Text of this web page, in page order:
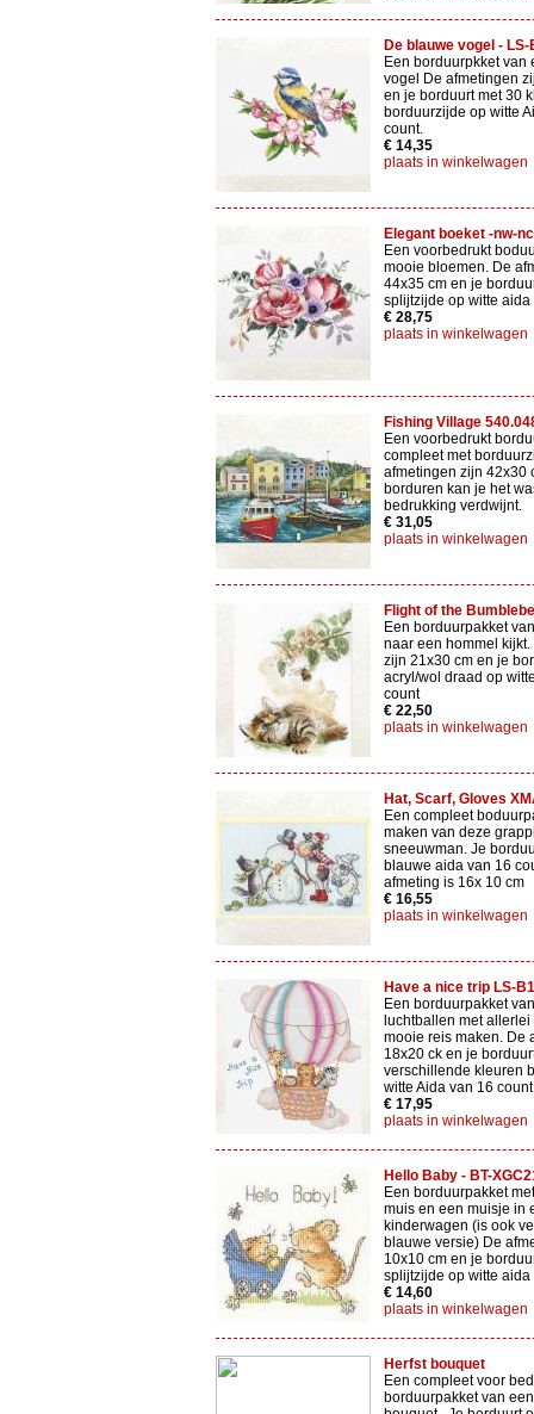
De blauwe vogel - LS-
Een borduurpkket van
vogel De afmetingen
en je borduurt met 30
borduurzijde op witte
count.
€ 14,35
plaats in winkelwagen
Elegant boeket -nw-
Een voorbedrukt
mooie bloemen. De
44x35 cm en je
splijtzijde op witte aida
€ 28,75
plaats in winkelwagen
Fishing Village
Een voorbedrukt
compleet met
afmetingen zijn 42x30
borduren kan je het
bedrukking verdwijnt.
€ 31,05
plaats in winkelwagen
Flight of the
Een borduurpakket
naar een hommel
zijn 21x30 cm en je
acryl/wol draad op
count
€ 22,50
plaats in winkelwagen
Hat, Scarf, Gloves
Een compleet
maken van deze
sneeuwman. Je
blauwe aida van 16
afmeting is 16x 10 cm
€ 16,55
plaats in winkelwagen
Have a nice trip LS-
Een borduurpakket
luchtballen met
mooie reis maken. De
18x20 ck en je
verschillende kleuren
witte Aida van 16 count
€ 17,95
plaats in winkelwagen
Hello Baby - BT-
Een borduurpakket
muis en een muisje in
kinderwagen (is ook
blauwe versie) De
10x10 cm en je
splijtzijde op witte aida
€ 14,60
plaats in winkelwagen
Herfst bouquet
Een compleet voor
borduurpakket van